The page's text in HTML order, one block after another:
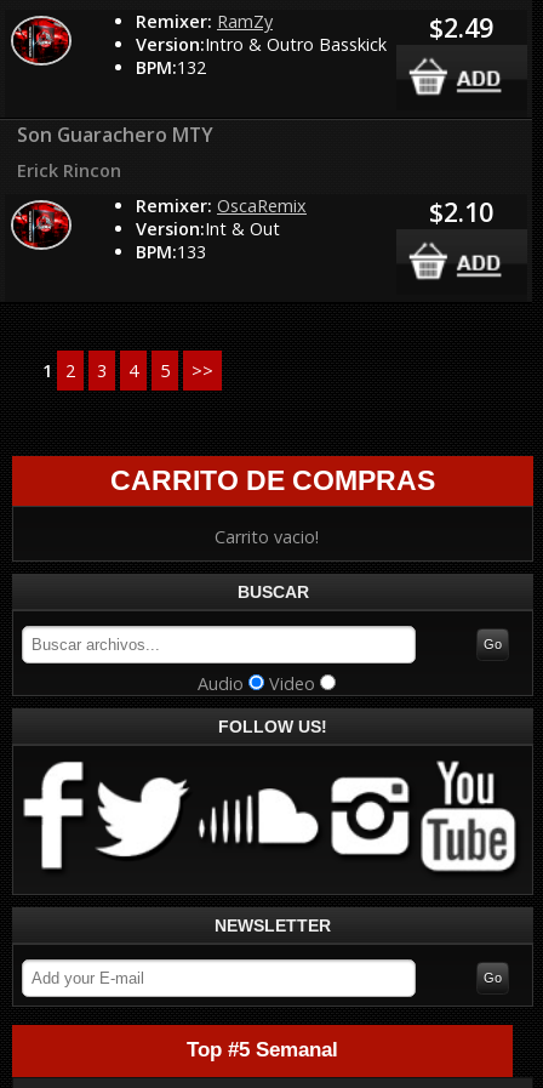
Remixer: RamZy
Version:Intro & Outro Basskick
BPM:132
$2.49
Son Guarachero MTY
Erick Rincon
Remixer: OscaRemix
Version:Int & Out
BPM:133
$2.10
1 2 3 4 5 >>
CARRITO DE COMPRAS
Carrito vacio!
BUSCAR
Audio Video
FOLLOW US!
NEWSLETTER
Top #5 Semanal